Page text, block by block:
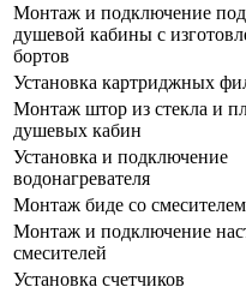
Монтаж и подключение
душевой кабины с
бортов
Установка картриджных
Монтаж штор из стекла и
душевых кабин
Установка и подключение
водонагревателя
Монтаж биде со смесителем
Монтаж и подключение
смесителей
Установка счетчиков